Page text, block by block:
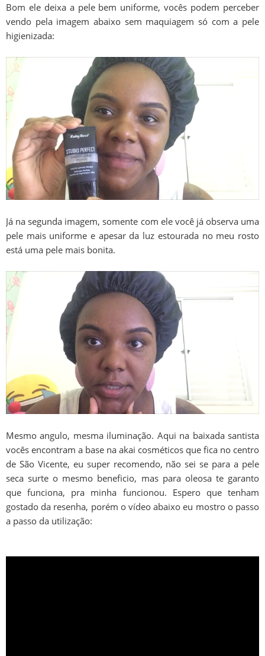
Bom ele deixa a pele bem uniforme, vocês podem perceber
vendo pela imagem abaixo sem maquiagem só com a pele
higienizada:
Já na segunda imagem, somente com ele você já observa uma
pele mais uniforme e apesar da luz estourada no meu rosto
está uma pele mais bonita.
Mesmo angulo, mesma iluminação. Aqui na baixada santista
vocês encontram a base na akai cosméticos que fica no centro
de São Vicente, eu super recomendo, não sei se para a pele
seca surte o mesmo beneficio, mas para oleosa te garanto
que funciona, pra minha funcionou. Espero que tenham
gostado da resenha, porém o vídeo abaixo eu mostro o passo
a passo da utilização: